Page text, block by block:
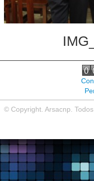
© Copyright. Arsacnp.